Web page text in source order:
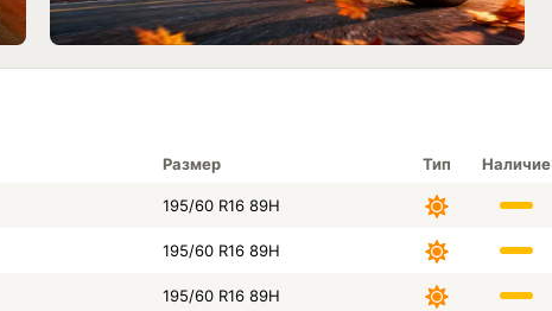
Размер Тип Наличие
195/60 R16 89H
195/60 R16 89H
195/60 R16 89H